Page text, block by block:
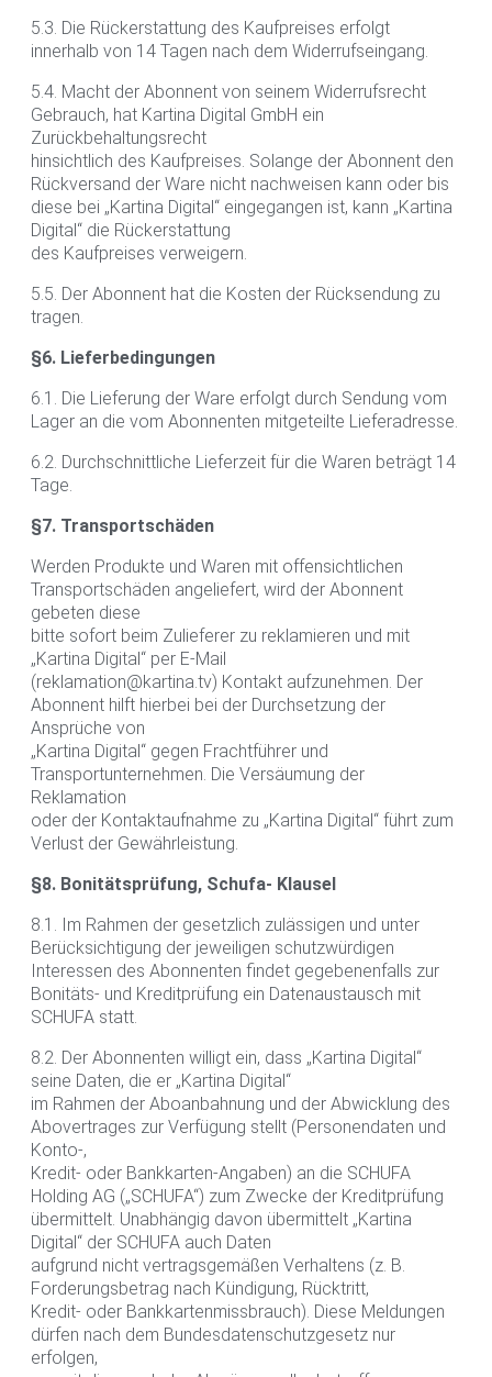
5.3. Die Rückerstattung des Kaufpreises erfolgt
innerhalb von 14 Tagen nach dem Widerrufseingang.
5.4. Macht der Abonnent von seinem Widerrufsrecht
Gebrauch, hat Kartina Digital GmbH ein
Zurückbehaltungsrecht
hinsichtlich des Kaufpreises. Solange der Abonnent den
Rückversand der Ware nicht nachweisen kann oder bis
diese bei „Kartina Digital“ eingegangen ist, kann „Kartina
Digital“ die Rückerstattung
des Kaufpreises verweigern.
5.5. Der Abonnent hat die Kosten der Rücksendung zu
tragen.
§6. Lieferbedingungen
6.1. Die Lieferung der Ware erfolgt durch Sendung vom
Lager an die vom Abonnenten mitgeteilte Lieferadresse.
6.2. Durchschnittliche Lieferzeit für die Waren beträgt 14
Tage.
§7. Transportschäden
Werden Produkte und Waren mit offensichtlichen
Transportschäden angeliefert, wird der Abonnent
gebeten diese
bitte sofort beim Zulieferer zu reklamieren und mit
„Kartina Digital“ per E-Mail
(reklamation@kartina.tv) Kontakt aufzunehmen. Der
Abonnent hilft hierbei bei der Durchsetzung der
Ansprüche von
„Kartina Digital“ gegen Frachtführer und
Transportunternehmen. Die Versäumung der
Reklamation
oder der Kontaktaufnahme zu „Kartina Digital“ führt zum
Verlust der Gewährleistung.
§8. Bonitätsprüfung, Schufa- Klausel
8.1. Im Rahmen der gesetzlich zulässigen und unter
Berücksichtigung der jeweiligen schutzwürdigen
Interessen des Abonnenten findet gegebenenfalls zur
Bonitäts- und Kreditprüfung ein Datenaustausch mit
SCHUFA statt.
8.2. Der Abonnenten willigt ein, dass „Kartina Digital“
seine Daten, die er „Kartina Digital“
im Rahmen der Aboanbahnung und der Abwicklung des
Abovertrages zur Verfügung stellt (Personendaten und
Konto-,
Kredit- oder Bankkarten-Angaben) an die SCHUFA
Holding AG („SCHUFA“) zum Zwecke der Kreditprüfung
übermittelt. Unabhängig davon übermittelt „Kartina
Digital“ der SCHUFA auch Daten
aufgrund nicht vertragsgemäßen Verhaltens (z. B.
Forderungsbetrag nach Kündigung, Rücktritt,
Kredit- oder Bankkartenmissbrauch). Diese Meldungen
dürfen nach dem Bundesdatenschutzgesetz nur
erfolgen,